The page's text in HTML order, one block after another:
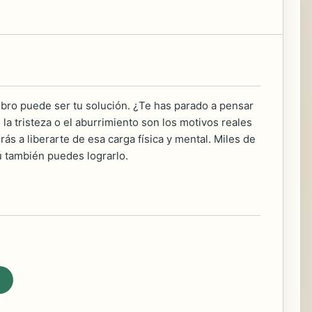
puede ser tu solución. ¿Te has parado a pensar
tristeza o el aburrimiento son los motivos reales
a liberarte de esa carga física y mental. Miles de
también puedes lograrlo.